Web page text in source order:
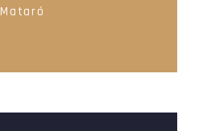
Mataró